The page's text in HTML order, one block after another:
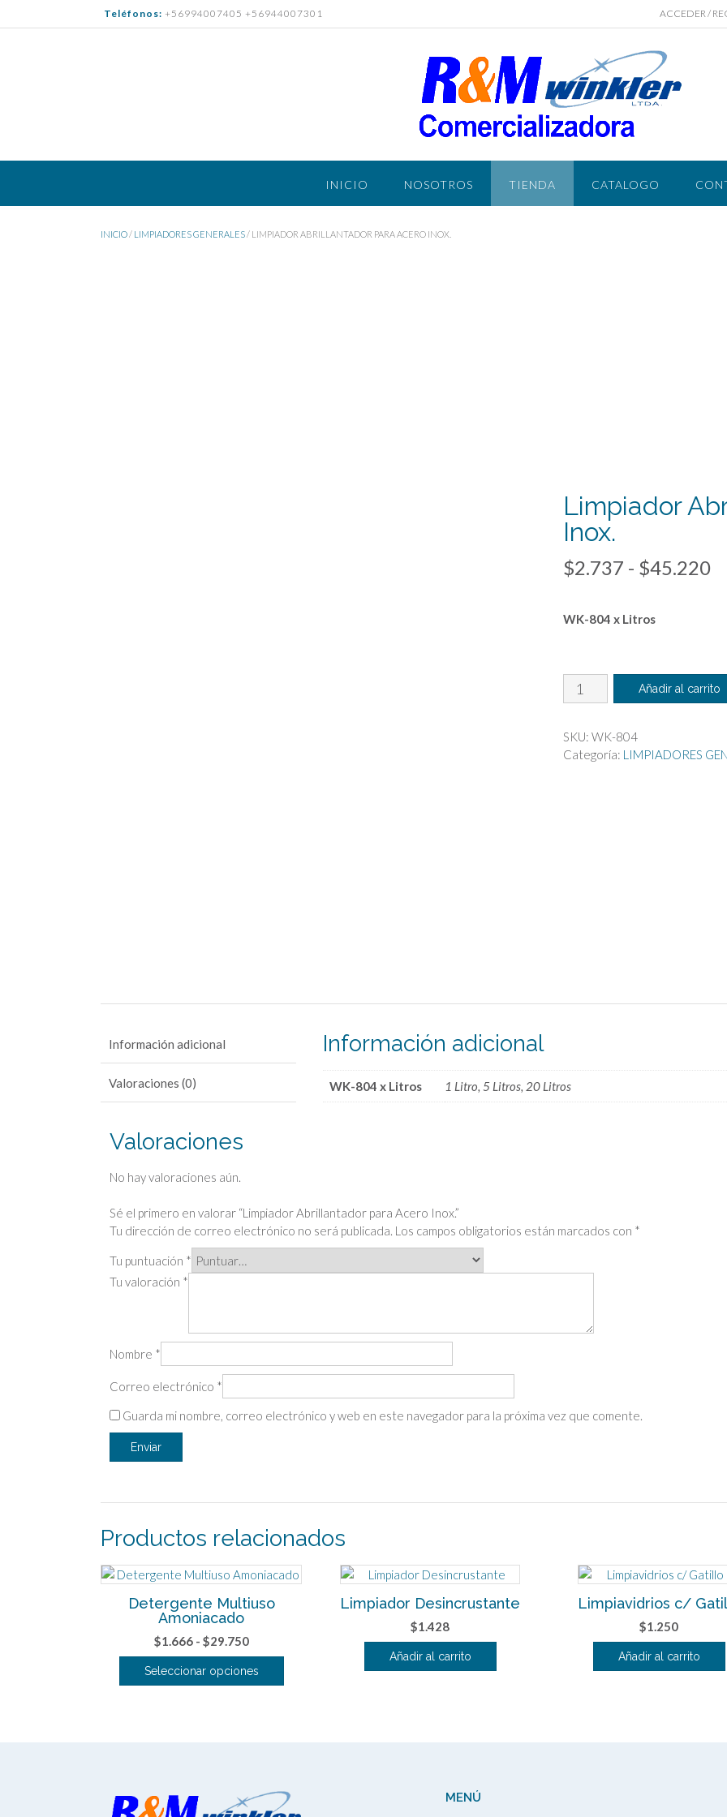
al
Teléfonos: +56994007405 +56944007301 ACCEDER /
INICIO NOSOTROS TIENDA CATALOGO
INICIO/ LIMPIADORES GENERALES/ LIMPIADOR ABRILLANTADOR PARA ACERO INOX.
Limpiador
Inox.
$2.737 - $45.220
WK-804 x Litros
Limpiador
Abrillantador
Acero
Añadir al carrito
SKU: WK-804
Categoría: LIMPIADORES
Información adicional
Valoraciones (0)
Información adicional
WK-804 x Litros 1 Litro, 5 Litros, 20 Litros
Valoraciones
No hay valoraciones aún.
Sé el primero en valorar “Limpiador Abrillantador para Acero Inox.”
Tu dirección de correo electrónico no será publicada. Los campos obligatorios están marcados con *
Tu puntuación *
Tu valoración *
Nombre *
Correo electrónico *
Guarda mi nombre, correo electrónico y web en este navegador para la próxima vez que comente.
Productos relacionados
Detergente Multiuso
Amoniacado
$1.666 - $29.750Rango
de
precios:
Seleccionar opciones
opciones
Limpiador Desincrustante
$1.428
Añadir al carrito
Limpiavidrios c/
$1.250
Añadir al carrito
MENÚ